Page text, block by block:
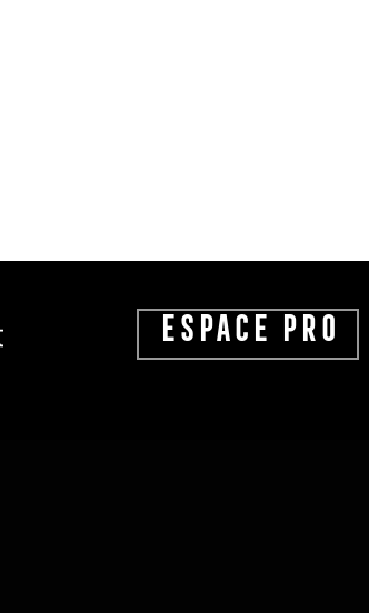
ESPACE PRO